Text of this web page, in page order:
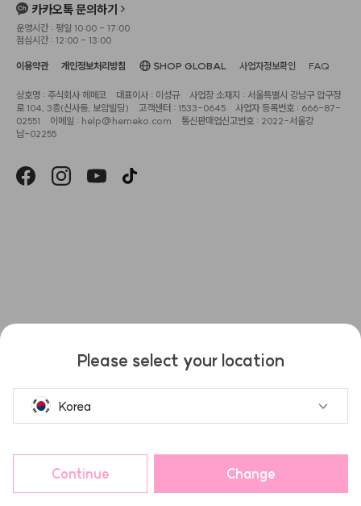
카카오톡 문의하기
운영시간 : 평일 10:00 - 17:00
점심시간 : 12:00 - 13:00
이용약관 개인정보처리방침 SHOP GLOBAL 사업자정보확인 FAQ
상호명 : 주식회사 헤메코 대표이사 : 이성규
사업장 소재지 : 서울특별시 강남구 압구정
로 104, 3층(신사동, 보암빌딩)
고객센터 : 1533-0645
사업자 등록번호 : 666-87-
02551
이메일 : help@hemeko.com
통신판매업신고번호 : 2022-서울강
남-02255
Please select your location
Korea
Continue Change